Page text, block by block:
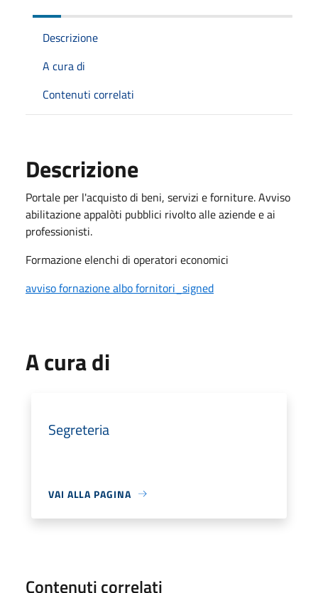
Descrizione
A cura di
Contenuti correlati
Descrizione
Portale per l'acquisto di beni, servizi e forniture. Avviso
abilitazione appalòti pubblici rivolto alle aziende e ai
professionisti.
Formazione elenchi di operatori economici
avviso fornazione albo fornitori_signed
A cura di
Segreteria
VAI ALLA PAGINA
Contenuti correlati